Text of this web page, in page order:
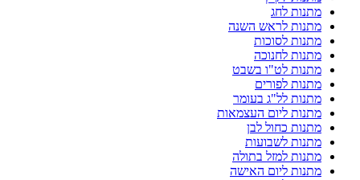
מתנות לחג
מתנות לראש השנה
מתנות לסוכות
מתנות לחנוכה
מתנות לט"ו בשבט
מתנות לפורים
מתנות לל"ג בעומר
מתנות ליום העצמאות
מתנות כחול לבן
מתנות לשבועות
מתנות למזל בתולה
מתנות ליום האישה